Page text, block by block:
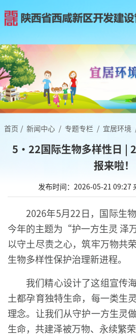
首页 / 新闻中心 / 专题专栏 / 宜居环境
5·22国际生物多样性日 |
报来啦！
发布时间：2026-05-21 09:27
2026年5月22日，国际生
今年的主题为“护一方生灵 泽
以守土尽责之心，筑牢万物共
生物多样性保护治理新进程。
我们精心设计了这组宣传
土都孕育独特生命，每一类生
理念。让我们从守护一方生灵
生命，共建泽被万物、永续繁荣